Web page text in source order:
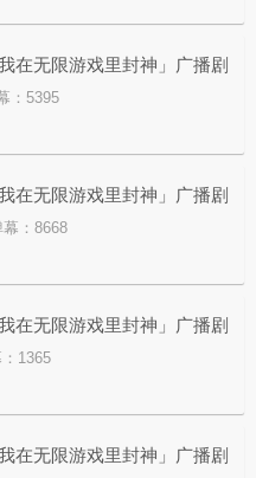
在无限游戏里封神」广播剧
：5395
在无限游戏里封神」广播剧
幕：8668
在无限游戏里封神」广播剧
语音
1365
在无限游戏里封神」广播剧